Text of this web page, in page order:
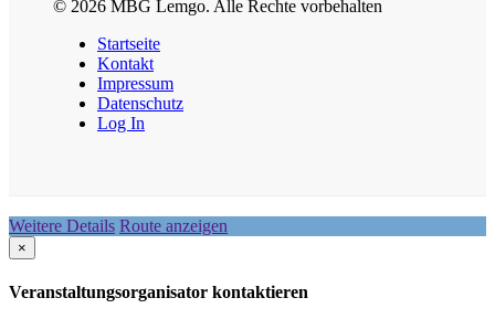
© 2026 MBG Lemgo. Alle Rechte vorbehalten
Startseite
Kontakt
Impressum
Datenschutz
Log In
Weitere Details Route anzeigen
×
Veranstaltungsorganisator kontaktieren